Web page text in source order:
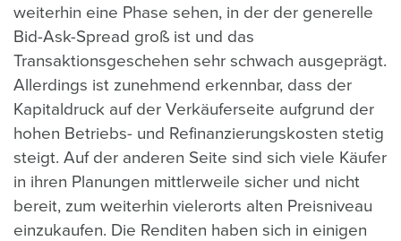
weiterhin eine Phase sehen, in der der generelle
Bid-Ask-Spread groß ist und das
Transaktionsgeschehen sehr schwach ausgeprägt.
Allerdings ist zunehmend erkennbar, dass der
Kapitaldruck auf der Verkäuferseite aufgrund der
hohen Betriebs- und Refinanzierungskosten stetig
steigt. Auf der anderen Seite sind sich viele Käufer
in ihren Planungen mittlerweile sicher und nicht
bereit, zum weiterhin vielerorts alten Preisniveau
einzukaufen. Die Renditen haben sich in einigen